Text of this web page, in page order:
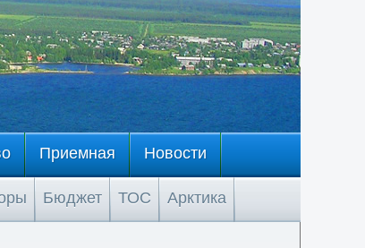
Приемная Новости
Бюджет ТОС Арктика